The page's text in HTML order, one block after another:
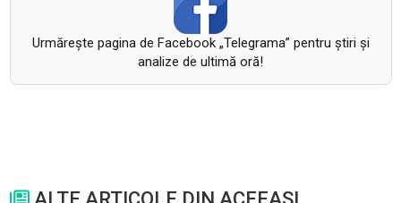
Urmăreşte pagina de Facebook „Telegrama” pentru ştiri şi
analize de ultimă oră!